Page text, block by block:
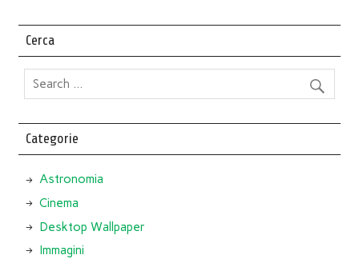
Cerca
Categorie
Astronomia
Cinema
Desktop Wallpaper
Immagini